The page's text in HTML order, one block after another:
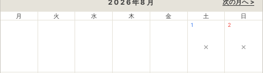
次の月へ >
2026年8 月
月 火 水 木 金 土 日
1
×
2
×